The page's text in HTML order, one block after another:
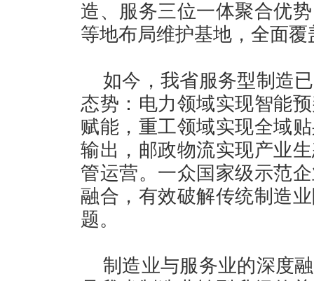
造、服务三位一体聚合优
等地布局维护基地，全面
如今，我省服务型制造
态势：电力领域实现智能
赋能，重工领域实现全域
输出，邮政物流实现产业
管运营。一众国家级示范
融合，有效破解传统制造
题。
制造业与服务业的深度